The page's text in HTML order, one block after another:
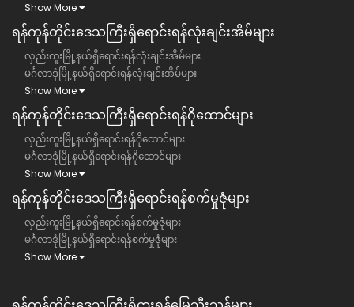
Show More
ရန်ကုန်တိုင်းဒေသကြီး​ရှိရောင်းရန်လုံးချင်းအိမ်များ
လှည်းကူးမြို့နယ်ရှိရောင်းရန်လုံးချင်းအိမ်များ
မင်္ဂလာဒုံမြို့နယ်ရှိရောင်းရန်လုံးချင်းအိမ်များ
Show More
ရန်ကုန်တိုင်းဒေသကြီး​ရှိရောင်းရန်ဂိုထောင်များ
လှည်းကူးမြို့နယ်ရှိရောင်းရန်ဂိုထောင်များ
မင်္ဂလာဒုံမြို့နယ်ရှိရောင်းရန်ဂိုထောင်များ
Show More
ရန်ကုန်တိုင်းဒေသကြီး​ရှိရောင်းရန်စက်မှုဇုံများ
လှည်းကူးမြို့နယ်ရှိရောင်းရန်စက်မှုဇုံများ
မင်္ဂလာဒုံမြို့နယ်ရှိရောင်းရန်စက်မှုဇုံများ
Show More